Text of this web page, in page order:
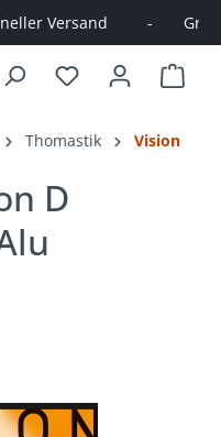
Versand         -
Thomastik Vision
D